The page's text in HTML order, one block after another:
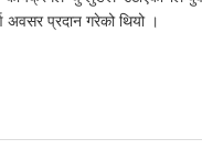
अवसर प्रदान गरेको थियो ।